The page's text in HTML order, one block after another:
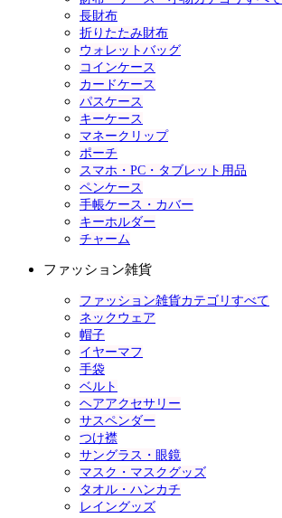
長財布
折りたたみ財布
ウォレットバッグ
コインケース
カードケース
パスケース
キーケース
マネークリップ
ポーチ
スマホ・PC・タブレット用品
ペンケース
手帳ケース・カバー
キーホルダー
チャーム
ファッション雑貨
ファッション雑貨カテゴリすべて
ネックウェア
帽子
イヤーマフ
手袋
ベルト
ヘアアクセサリー
サスペンダー
つけ襟
サングラス・眼鏡
マスク・マスクグッズ
タオル・ハンカチ
レイングッズ